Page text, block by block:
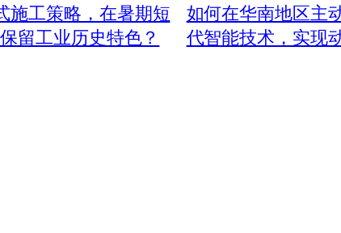
施工策略，在暑期短
留工业历史特色？
如何在华南地区主
代智能技术，实现